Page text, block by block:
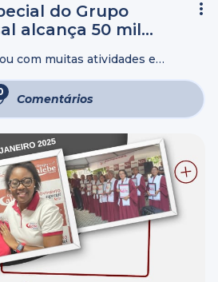
do Grupo
alcança 50 mil
com muitas atividades e
do Distrito Federal, membros e
...
Comentários